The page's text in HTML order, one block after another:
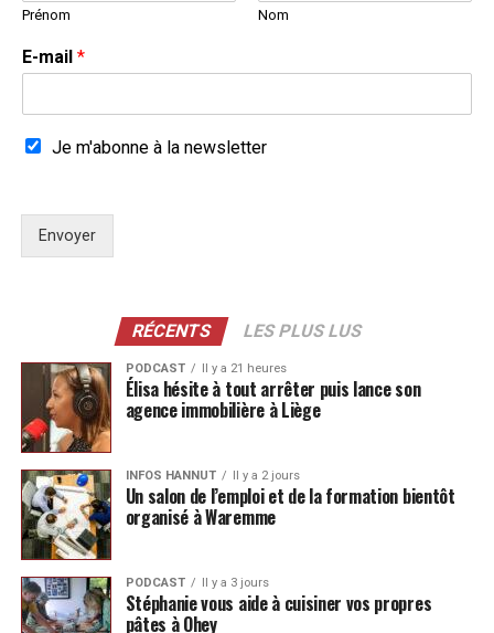
Prénom Nom
E-mail *
Je m'abonne à la newsletter
Envoyer
RÉCENTS LES PLUS LUS
PODCAST Il y a 21 heures
Élisa hésite à tout arrêter puis lance son
agence immobilière à Liège
INFOS HANNUT Il y a 2 jours
Un salon de l’emploi et de la formation bientôt
organisé à Waremme
PODCAST Il y a 3 jours
Stéphanie vous aide à cuisiner vos propres
pâtes à Ohey